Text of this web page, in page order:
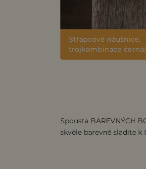
Střapcové náušnice,
trojkombinace
světle šedá
Spousta BAREVNÝCH
skvěle barevně sladíte k